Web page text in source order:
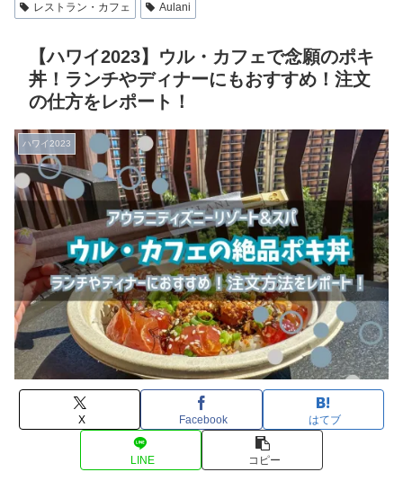
レストラン・カフェ Aulani
【ハワイ2023】ウル・カフェで念願のポキ
丼！ランチやディナーにもおすすめ！注文
の仕方をレポート！
ハワイ2023
X Facebook はてブ
LINE コピー